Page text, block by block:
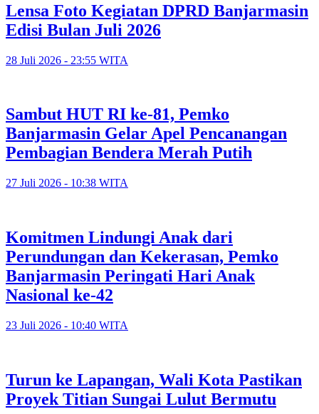
Lensa Foto Kegiatan DPRD Banjarmasin
Edisi Bulan Juli 2026
28 Juli 2026 - 23:55 WITA
Sambut HUT RI ke-81, Pemko
Banjarmasin Gelar Apel Pencanangan
Pembagian Bendera Merah Putih
27 Juli 2026 - 10:38 WITA
Komitmen Lindungi Anak dari
Perundungan dan Kekerasan, Pemko
Banjarmasin Peringati Hari Anak
Nasional ke-42
23 Juli 2026 - 10:40 WITA
Turun ke Lapangan, Wali Kota Pastikan
Proyek Titian Sungai Lulut Bermutu